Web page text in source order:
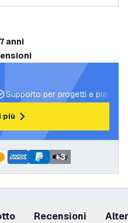
7 anni
Supporto per progetti e piani di
più
+3
recensioni